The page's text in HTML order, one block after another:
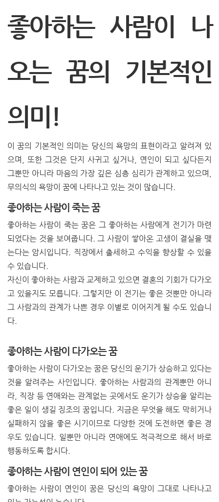
좋아하는 사람이 나
오는 꿈의 기본적인
의미!
이 꿈의 기본적인 의미는 당신의 욕망의 표현이라고 알려져 있
으며, 또한 그것은 단지 사귀고 싶거나, 연인이 되고 싶다든지
그뿐만 아니라 마음의 가장 깊은 심층 심리가 관계하고 있으며,
무의식의 욕망이 꿈에 나타나고 있는 것이 많습니다.
좋아하는 사람이 죽는 꿈
좋아하는 사람이 죽는 꿈은 그 좋아하는 사람에게 전기가 마련
되었다는 것을 보여줍니다. 그 사람이 쌓아온 고생이 결실을 맺
는다는 암시입니다. 직장에서 출세하고 수익을 향상할 수 있을
수 있습니다.
자신이 좋아하는 사람과 교제하고 있으면 결혼의 기회가 다가오
고 있을지도 모릅니다. 그렇지만 이 전기는 좋은 것뿐만 아니라
그 사람과의 관계가 나쁜 경우 이별로 이어지게 될 수도 있습니
다.
좋아하는 사람이 다가오는 꿈
좋아하는 사람이 다가오는 꿈은 당신의 운기가 상승하고 있다는
것을 알려주는 사인입니다. 좋아하는 사람과의 관계뿐만 아니
라, 직장 등 연애와는 관계없는 곳에서도 운기가 상승을 알리는
좋은 일이 생길 징조의 꿈입니다. 지금은 무엇을 해도 막히거나
실패하지 않을 좋은 시기이므로 다양한 것에 도전하면 좋은 경
우도 있습니다. 일뿐만 아니라 연애에도 적극적으로 해서 바로
행동하도록 합시다.
좋아하는 사람이 연인이 되어 있는 꿈
좋아하는 사람이 연인이 꿈은 당신의 욕망이 그대로 나타나고